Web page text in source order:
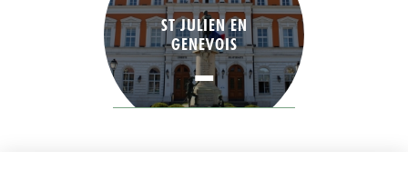
ST JULIEN EN
GENEVOIS